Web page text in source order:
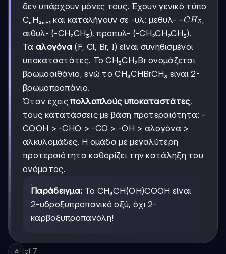
δεν υπάρχουν μόνες τους. Έχουν γενικό τύπο
CₙH₂ₙ₊₁ και καταλήγουν σε -υλ: μεθυλ- -
CH₃
−CH 3 ,
αιθυλ- (-CH₂CH₃), προπυλ- (-CH₂CH₂CH₃).
Τα αλογόνα (F, Cl, Br, I) είναι συνηθισμένοι
υποκαταστάτες. Το CH₃CH₂Br ονομάζεται
βρωμοαιθάνιο, ενώ το CH₃CHBrCH₃ είναι 2-
βρωμοπροπάνιο.
Όταν έχειςπολλαπλούς υποκαταστάτες,
τους κατατάσσεις με βάση προτεραιότητα: -
COOH > -CHO > -CO > -OH > αλογόνα >
αλκυλομάδες. Η ομάδα με μεγαλύτερη
προτεραιότητα καθορίζει την κατάληξη του
ονόματος.
Παράδειγμα: Το CH₃CH(OH)COOH είναι
2-υδροξυπροπανικό οξύ, όχι 2-
καρβοξυπροπανόλη!
6 of 7